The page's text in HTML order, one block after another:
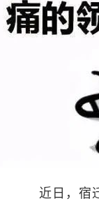
近日，宿